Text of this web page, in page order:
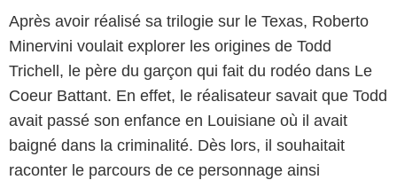
Après avoir réalisé sa trilogie sur le Texas, Roberto
Minervini voulait explorer les origines de Todd
Trichell, le père du garçon qui fait du rodéo dans Le
Coeur Battant. En effet, le réalisateur savait que Todd
avait passé son enfance en Louisiane où il avait
baigné dans la criminalité. Dès lors, il souhaitait
raconter le parcours de ce personnage ainsi